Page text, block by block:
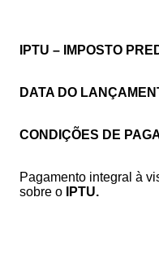
IPTU – IMPOSTO
DATA DO
CONDIÇÕES DE
Pagamento integral à
sobre o
IPTU.